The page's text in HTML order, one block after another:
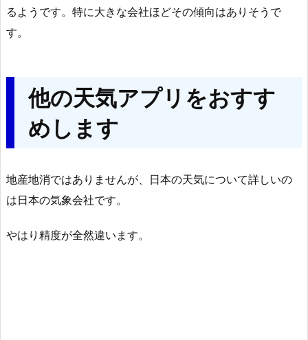
るようです。特に大きな会社ほどその傾向はありそうで
す。
他の天気アプリをおすす
めします
地産地消ではありませんが、日本の天気について詳しいの
は日本の気象会社です。
やはり精度が全然違います。